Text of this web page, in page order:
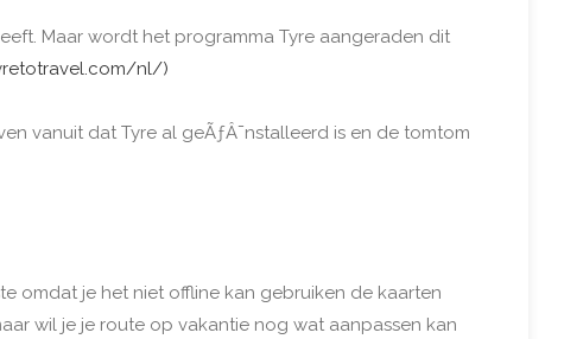
Maar wordt het programma Tyre aangeraden dit
nl/)
vanuit dat Tyre al geÃƒÂ¯nstalleerd is en de tomtom
omdat je het niet offline kan gebruiken de kaarten
wil je je route op vakantie nog wat aanpassen kan